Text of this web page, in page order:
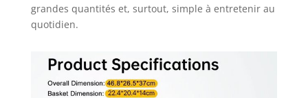
grandes quantités et, surtout, simple à entretenir au
quotidien.